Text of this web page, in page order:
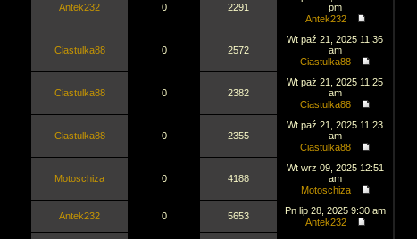
Antek232 0 2291
pm
Antek232
Ciastulka88 0 2572
Wt paź 21, 2025 11:36
am
Ciastulka88
Ciastulka88 0 2382
Wt paź 21, 2025 11:25
am
Ciastulka88
Ciastulka88 0 2355
Wt paź 21, 2025 11:23
am
Ciastulka88
Motoschiza 0 4188
Wt wrz 09, 2025 12:51
am
Motoschiza
Antek232 0 5653
Pn lip 28, 2025 9:30 am
Antek232